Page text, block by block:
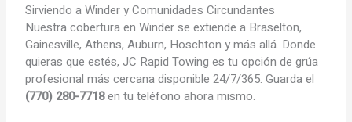
Sirviendo a Winder y Comunidades Circundantes
Nuestra cobertura en Winder se extiende a Braselton,
Gainesville, Athens, Auburn, Hoschton y más allá. Donde
quieras que estés, JC Rapid Towing es tu opción de grúa
profesional más cercana disponible 24/7/365. Guarda el
(770) 280-7718en tu teléfono ahora mismo.